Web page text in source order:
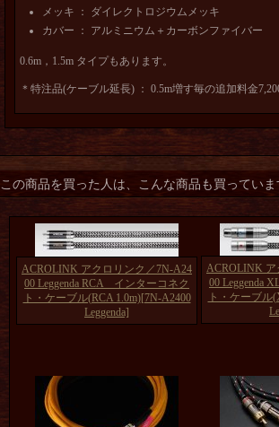
メッキ ： ダイレクトロジウムメッキ
カバー ： アルミニウム＋カーボンファイバー
0.6m，1.5m タイプもあります。
＊特注品(ケーブル延長) ： 0.5m増す毎の追加料金
この商品を買った人は、こんな商品も買っていま
ACROLINK アクロリンク／7N-A24
00 Leggenda RCA インターコネク
ト・ケーブル(RCA 1.0m)[7N-A2400
Leggenda]
ACROLINK ア
00 Leggenda
ト・ケーブル